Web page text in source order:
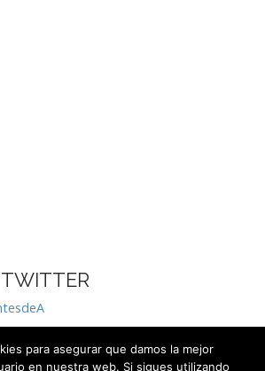
para asegurar que damos la mejor
en nuestra web. Si sigues utilizando